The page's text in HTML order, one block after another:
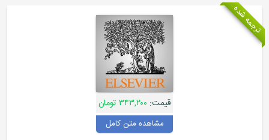
مشاهده متن کامل